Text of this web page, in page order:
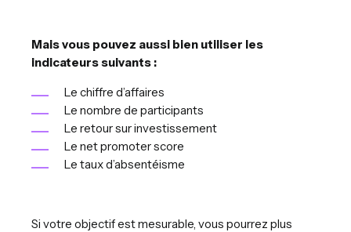
Mais vous pouvez aussi bien utiliser les
indicateurs suivants :
Le chiffre d’affaires
Le nombre de participants
Le retour sur investissement
Le net promoter score
Le taux d’absentéisme
Si votre objectif est mesurable, vous pourrez plus